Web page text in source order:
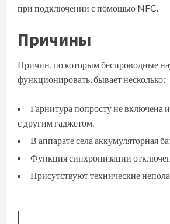
при подключении с помощью NFC.
Причины
Причин, по которым беспроводные
функционировать, бывает несколько:
Гарнитура попросту не включена
с другим гаджетом.
В аппарате села аккумуляторная
Функция синхронизации
Присутствуют технические